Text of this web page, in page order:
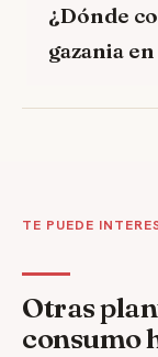
¿Dónde
gazania
TE PUEDE
Otras
consumo